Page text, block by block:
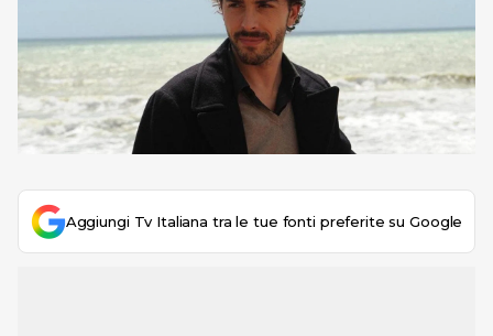
Aggiungi Tv Italiana tra le tue fonti preferite su Google